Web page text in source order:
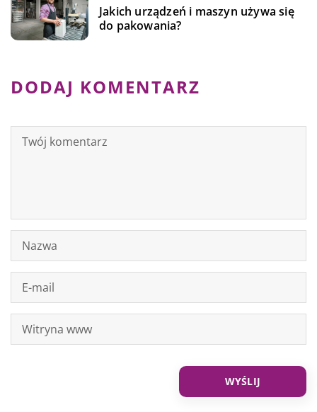
Jakich urządzeń i maszyn używa się
do pakowania?
DODAJ KOMENTARZ